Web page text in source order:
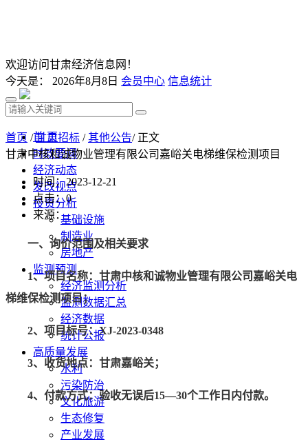
欢迎访问甘肃经济信息网！
今天是： 2026年8月8日 会员中心 信息统计
首 页
时政要闻
经济动态
发改视点
投资分析
基础设施
制造业
房地产
监测预测
经济监测分析
监测数据汇总
经济数据
统计公报
高质量发展
水利
污染防治
文化旅游
生态修复
产业发展
首页 /甘肃招标 /其他公告/ 正文
甘肃中核和诚物业管理有限公司嘉峪关电梯维保检测项目
时间：2023-12-21
点击：0
来源：
一、 询价范围及相关要求
1、项目名称：甘肃中核和诚物业管理有限公司嘉峪关电
梯维保检测项目；
2、项目标号：XJ-2023-0348
3、收货地点：甘肃嘉峪关；
4、付款方式：验收无误后15—30个工作日内付款。